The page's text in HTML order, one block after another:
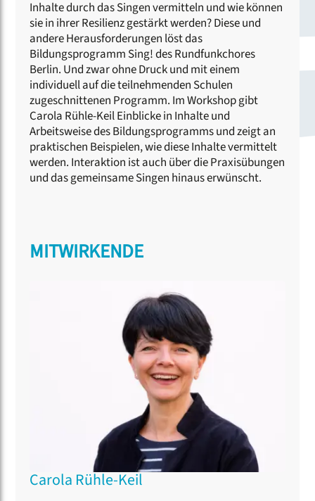
Inhalte durch das Singen vermitteln und wie können
sie in ihrer Resilienz gestärkt werden? Diese und
andere Herausforderungen löst das
Bildungsprogramm Sing! des Rundfunkchores
Berlin. Und zwar ohne Druck und mit einem
individuell auf die teilnehmenden Schulen
zugeschnittenen Programm. Im Workshop gibt
Carola Rühle-Keil Einblicke in Inhalte und
Arbeitsweise des Bildungsprogramms und zeigt an
praktischen Beispielen, wie diese Inhalte vermittelt
werden. Interaktion ist auch über die Praxisübungen
und das gemeinsame Singen hinaus erwünscht.
MITWIRKENDE
Carola Rühle-Keil